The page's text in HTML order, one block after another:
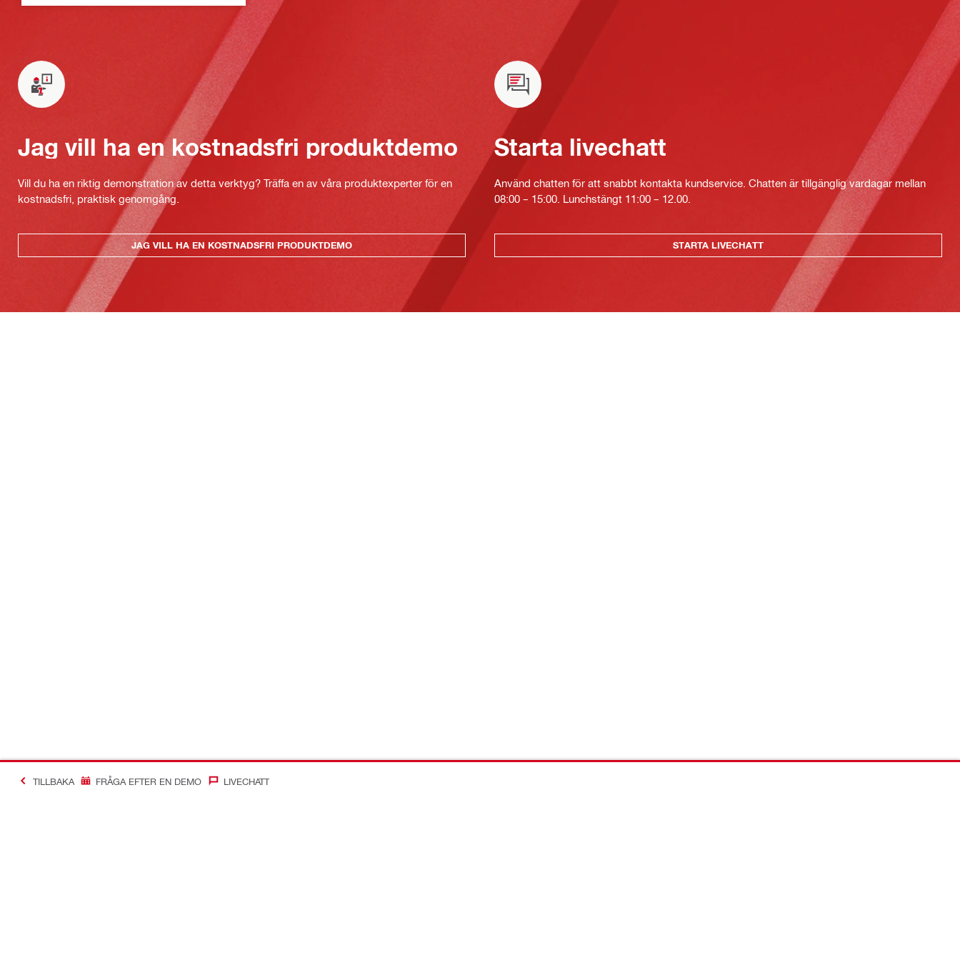
Jag vill ha en kostnadsfri produktdemo
Vill du ha en riktig demonstration av detta verktyg? Träffa en av våra produktexperter för en
kostnadsfri, praktisk genomgång.
JAG VILL HA EN KOSTNADSFRI PRODUKTDEMO
Starta livechatt
Använd chatten för att snabbt kontakta kundservice. Chatten är tillgänglig vardagar mellan
08:00 – 15:00. Lunchstängt 11:00 – 12.00.
STARTA LIVECHATT
TILLBAKA FRÅGA EFTER EN DEMO LIVECHATT